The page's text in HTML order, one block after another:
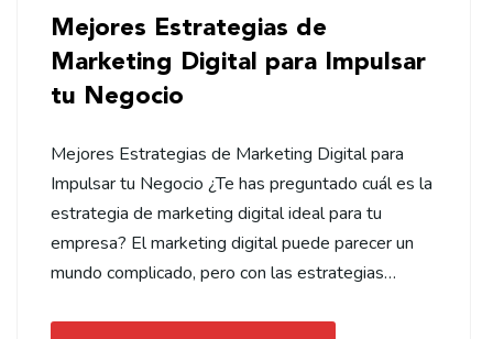
Mejores Estrategias de
Marketing Digital para Impulsar
tu Negocio
Mejores Estrategias de Marketing Digital para
Impulsar tu Negocio ¿Te has preguntado cuál es la
estrategia de marketing digital ideal para tu
empresa? El marketing digital puede parecer un
mundo complicado, pero con las estrategias…